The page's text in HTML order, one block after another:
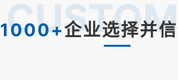
1000+企业选择并